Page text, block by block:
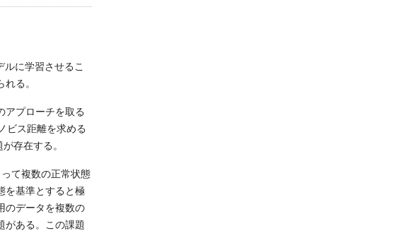
に学習させるこ
る。
アプローチを取る
ビス距離を求める
存在する。
て複数の正常状態
を基準とすると極
のデータを複数の
がある。この課題